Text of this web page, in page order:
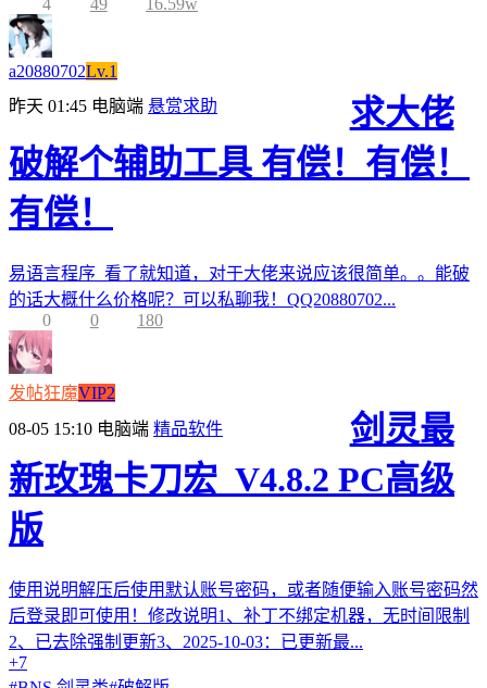
a20880702Lv.1
昨天 01:45 电脑端 悬赏求助
求大佬
破解个辅助工具 有偿！有偿！
有偿！
易语言程序 看了就知道，对于大佬来说应该很简单。。能破
的话大概什么价格呢？可以私聊我！QQ20880702...
0
0 180
发帖狂魔VIP2
08-05 15:10 电脑端 精品软件
剑灵最
新玫瑰卡刀宏_V4.8.2 PC高级
版
使用说明解压后使用默认账号密码，或者随便输入账号密码然
后登录即可使用！修改说明1、补丁不绑定机器，无时间限制
2、已去除强制更新3、2025-10-03：已更新最...
+7